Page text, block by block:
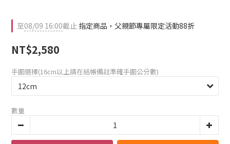
至08/09 16:00截止 指定商品，父親節專屬限定活動88折
NT$2,580
手圍選擇(16cm以上請在結帳備註準確手圍公分數)
數量